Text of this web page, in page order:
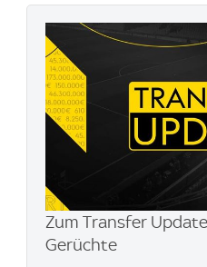
Zum Transfer
Gerüchte